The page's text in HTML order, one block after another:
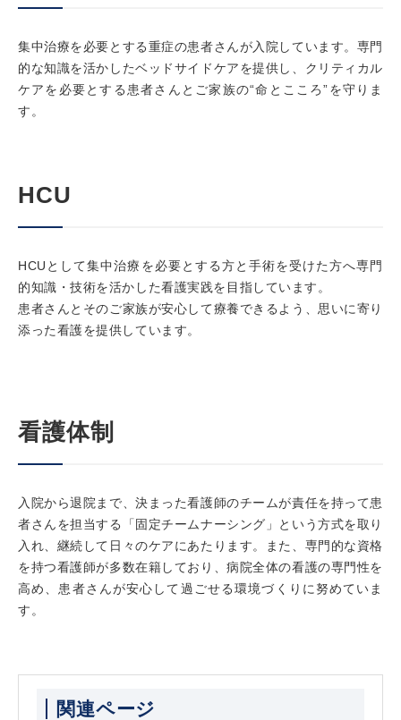
集中治療を必要とする重症の患者さんが入院しています。専門
的な知識を活かしたベッドサイドケアを提供し、クリティカル
ケアを必要とする患者さんとご家族の“命とこころ”を守りま
す。
HCU
HCUとして集中治療を必要とする方と手術を受けた方へ専門
的知識・技術を活かした看護実践を目指しています。
患者さんとそのご家族が安心して療養できるよう、思いに寄り
添った看護を提供しています。
看護体制
入院から退院まで、決まった看護師のチームが責任を持って患
者さんを担当する「固定チームナーシング」という方式を取り
入れ、継続して日々のケアにあたります。また、専門的な資格
を持つ看護師が多数在籍しており、病院全体の看護の専門性を
高め、患者さんが安心して過ごせる環境づくりに努めていま
す。
関連ページ